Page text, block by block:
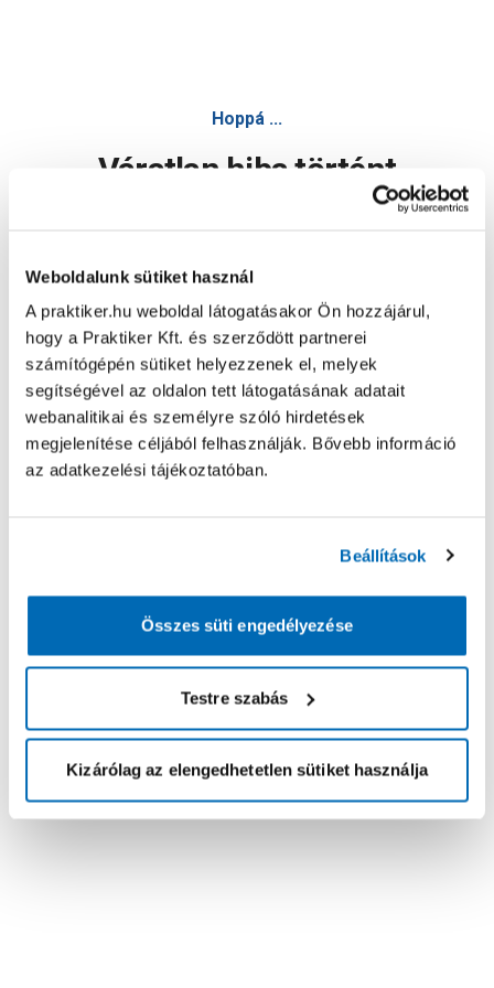
Weboldalunk sütiket használ
A praktiker.hu weboldal látogatásakor Ön hozzájárul,
hogy a Praktiker Kft. és szerződött partnerei
számítógépén sütiket helyezzenek el, melyek
segítségével az oldalon tett látogatásának adatait
webanalitikai és személyre szóló hirdetések
megjelenítése céljából felhasználják. Bővebb információ
az adatkezelési tájékoztatóban.
Beállítások
Összes süti engedélyezése
Testre szabás
Kizárólag az elengedhetetlen sütiket használja
Hoppá ...
Váratlan hiba történt
Oldal újratöltése